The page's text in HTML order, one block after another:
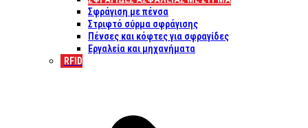
Σφράγιση με πένσα
Στριφτό σύρμα σφράγισης
Πένσες και κόφτες για σφραγίδες
Εργαλεία και μηχανήματα
RFID